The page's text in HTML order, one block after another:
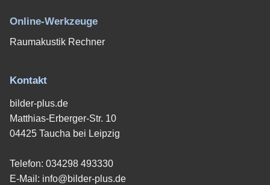
Online-Werkzeuge
Raumakustik Rechner
Kontakt
bilder-plus.de
Matthias-Erberger-Str. 10
04425 Taucha bei Leipzig
Telefon: 034298 493330
E-Mail: info@bilder-plus.de